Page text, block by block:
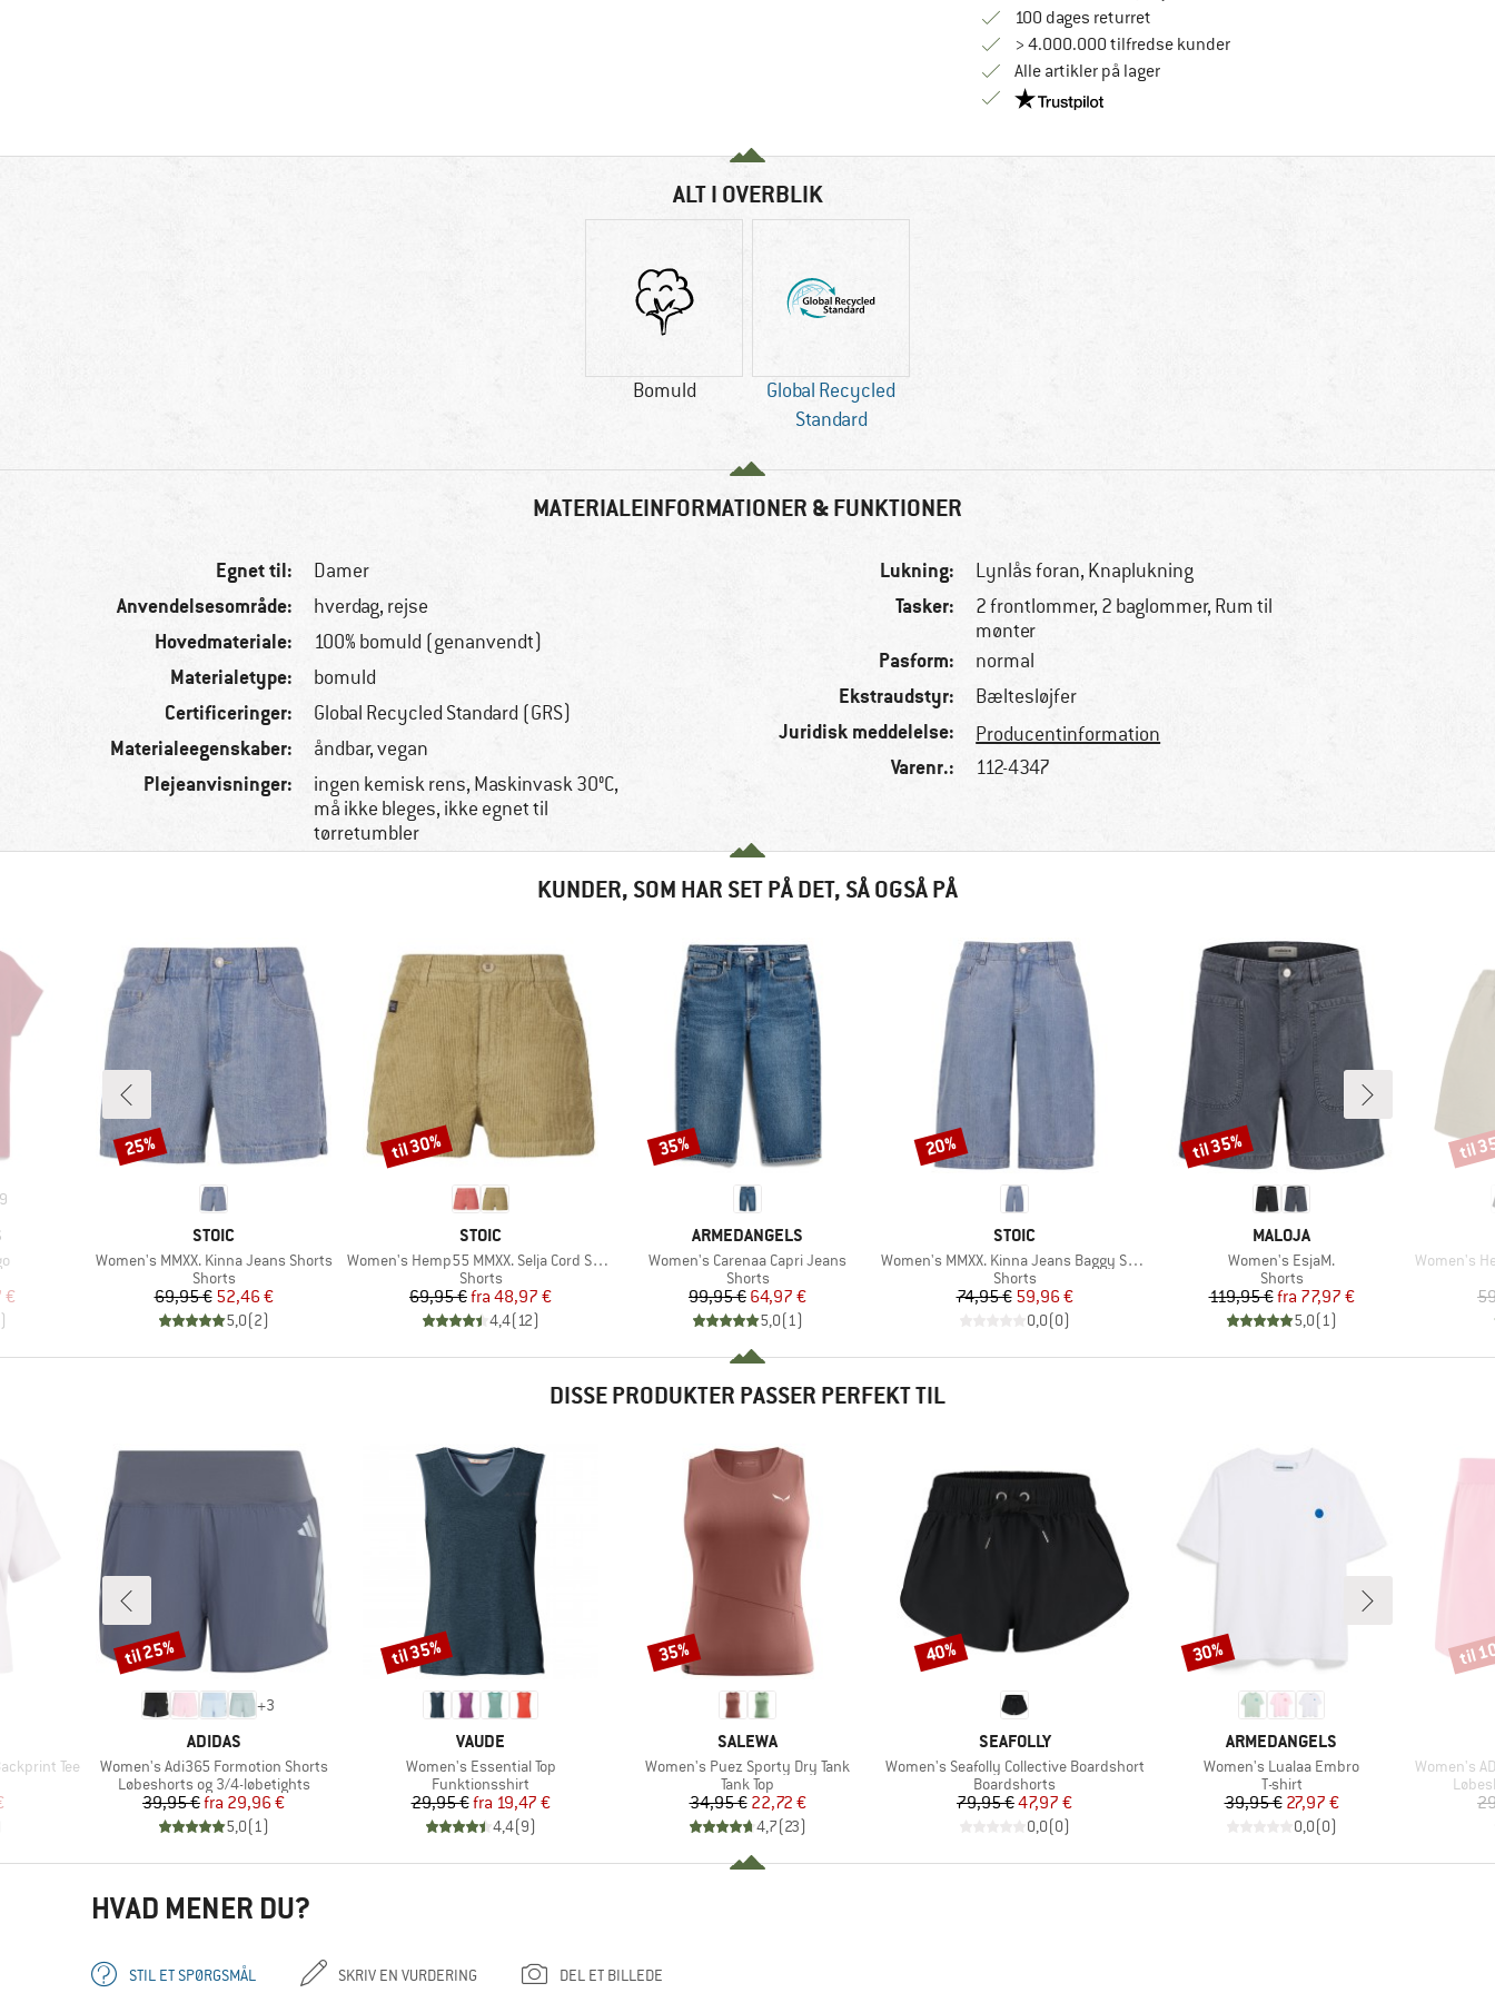
100 dages returretGå til returretten her Åbnes i en infoboks
> 4.000.000 tilfredse kunder
Alle artikler på lager
Vi er Trustpilot-certificeret - oplysningerne får du
ALT I OVERBLIK
Bomuld
Global Recycled
Standard
MATERIALEINFORMATIONER & FUNKTIONER
Egnet til: Damer
Anvendelsesområde: hverdag, rejse
Hovedmateriale: 100% bomuld (genanvendt)
Materialetype: bomuld
Certificeringer: Global Recycled Standard (GRS)
Materialeegenskaber: åndbar, vegan
Plejeanvisninger:
ingen kemisk rens, Maskinvask 30°C,
må ikke bleges, ikke egnet til
tørretumbler
Lukning: Lynlås foran, Knaplukning
Tasker:
2 frontlommer, 2 baglommer, Rum til
mønter
Pasform: normal
Ekstraudstyr: Bæltesløjfer
Juridisk meddelelse: Producentinformation
Varenr.: 112-4347
KUNDER, SOM HAR SET PÅ DET, SÅ OGSÅ PÅ
9
€
)
MÆRKE
STOIC
Artikel
Women's MMXX. Kinna Jeans Shorts
Produktgruppe
Shorts
Pris
69,95 €Nedsat pris
52,46 €
5,0(2)
Rabat
25%
MÆRKE
STOIC
Artikel
Women's Hemp55 MMXX. Selja Cord Shorts
Produktgruppe
Shorts
Pris
69,95 € Nedsat pris
fra 48,97 €
4,4(12)
Rabat
til 30%
MÆRKE
ARMEDANGELS
Artikel
Women's Carenaa Capri Jeans
Produktgruppe
Shorts
Pris
99,95 €Nedsat pris
64,97 €
5,0(1)
Rabat
35%
MÆRKE
STOIC
Artikel
Women's MMXX. Kinna Jeans Baggy Shorts
Produktgruppe
Shorts
Pris
74,95 € Nedsat pris
59,96 €
0,0(0)
Rabat
20%
MÆRKE
MALOJA
Artikel
Women's EsjaM.
Produktgruppe
Shorts
Pris
119,95 € Nedsat pris
fra 77,97 €
5,0(1)
Rabat
til 35%
Artikel
Women's
Rabat
til
DISSE PRODUKTER PASSER PERFEKT TIL
Tee
+3
MÆRKE
ADIDAS
Artikel
Women's Adi365 Formotion Shorts
Produktgruppe
Løbeshorts og 3/4-løbetights
Pris
39,95 € Nedsat pris
fra 29,96 €
5,0(1)
Rabat
til 25%
MÆRKE
VAUDE
Artikel
Women's Essential Top
Produktgruppe
Funktionsshirt
Pris
29,95 € Nedsat pris
fra 19,47 €
4,4(9)
Rabat
til 35%
MÆRKE
SALEWA
Artikel
Women's Puez Sporty Dry Tank
Produktgruppe
Tank Top
Pris
34,95 €Nedsat pris
22,72 €
4,7(23)
Rabat
35%
MÆRKE
SEAFOLLY
Artikel
Women's Seafolly Collective Boardshort
Produktgruppe
Boardshorts
Pris
79,95 €Nedsat pris
47,97 €
0,0(0)
Rabat
40%
MÆRKE
ARMEDANGELS
Artikel
Women's Lualaa Embro
Produktgruppe
T-shirt
Pris
39,95 €Nedsat pris
27,97 €
0,0(0)
Rabat
30%
Artikel
Women's
Rabat
til
HVAD MENER DU?
STIL ET SPØRGSMÅL SKRIV EN VURDERING DEL ET BILLEDE